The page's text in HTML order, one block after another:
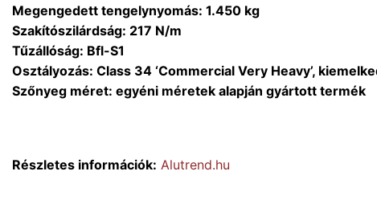
Megengedett tengelynyomás: 1.450 kg
Szakítószilárdság: 217 N/m
Tűzállóság: Bfl-S1
Osztályozás: Class 34 ‘Commercial Very Heavy’,
Szőnyeg méret: egyéni méretek alapján gyártott termék
Részletes információk: Alutrend.hu